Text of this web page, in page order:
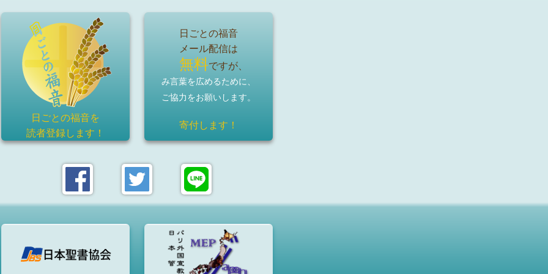
日ごとの福音を
読者登録します！
日ごとの福音
メール配信は
無料ですが、
み言葉を広めるために、
ご協力をお願いします。
寄付します！